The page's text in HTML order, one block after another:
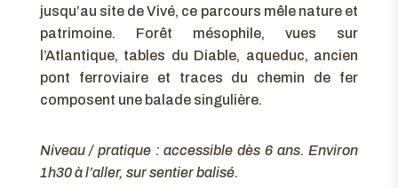
jusqu’au site de Vivé, ce parcours mêle nature et
patrimoine. Forêt mésophile, vues sur
l’Atlantique, tables du Diable, aqueduc, ancien
pont ferroviaire et traces du chemin de fer
composent une balade singulière.
Niveau / pratique : accessible dès 6 ans. Environ
1h30 à l’aller, sur sentier balisé.